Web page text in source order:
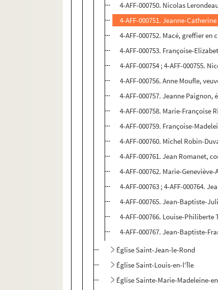
4-AFF-000750. Nicolas
4-AFF-000751. Jeanne-
4-AFF-000752. Macé, greffier en
4-AFF-000753. Françoise-
4-AFF-000754 ; 4-AFF-000755.
4-AFF-000756. Anne Moufle,
4-AFF-000757. Jeanne Paignon,
4-AFF-000758. Marie-Françoise
4-AFF-000759. Françoise-
4-AFF-000760. Michel Robin-
4-AFF-000761. Jean Romanet,
4-AFF-000762. Marie-
4-AFF-000763 ; 4-AFF-000764.
4-AFF-000765. Jean-Baptiste-
4-AFF-000766. Louise-
4-AFF-000767. Jean-Baptiste-
Église Saint-Jean-le-Rond
Église Saint-Louis-en-l'Île
Église Sainte-Marie-Madeleine-